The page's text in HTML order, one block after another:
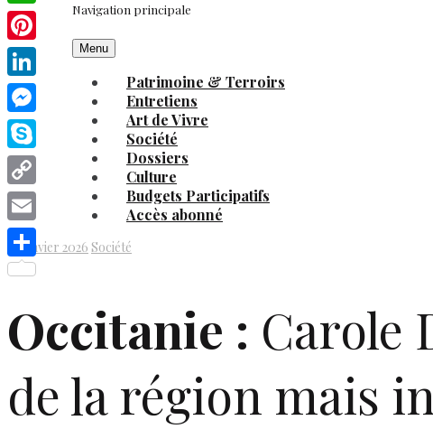
Navigation principale
Menu
Patrimoine & Terroirs
Entretiens
Art de Vivre
Société
Dossiers
Culture
Budgets Participatifs
Accès abonné
24 janvier 2026 Société
Occitanie : Carole
de la région mais
WhatsApp
Pinterest
LinkedIn
Messenger
Skype
Copy
Link
Email
Share